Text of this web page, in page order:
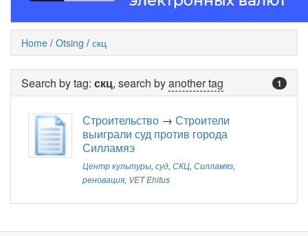
Home / Otsing / скц
1
Search by tag: скц, search byanother tag
Строительство → Строители
выиграли суд против города
Силламяэ
Центр культуры, суд, СКЦ, Силламяэ,
реновация, VET Ehitus